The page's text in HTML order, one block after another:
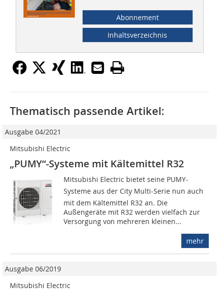
Abonnement
Inhaltsverzeichnis
Thematisch passende Artikel:
Ausgabe 04/2021
Mitsubishi Electric
„PUMY“-Systeme mit Kältemittel R32
Mitsubishi Electric bietet seine PUMY-
Systeme aus der City Multi-Serie nun auch
mit dem Kältemittel R32 an. Die
Außengeräte mit R32 werden vielfach zur
Versorgung von mehreren kleinen...
mehr
Ausgabe 06/2019
Mitsubishi Electric